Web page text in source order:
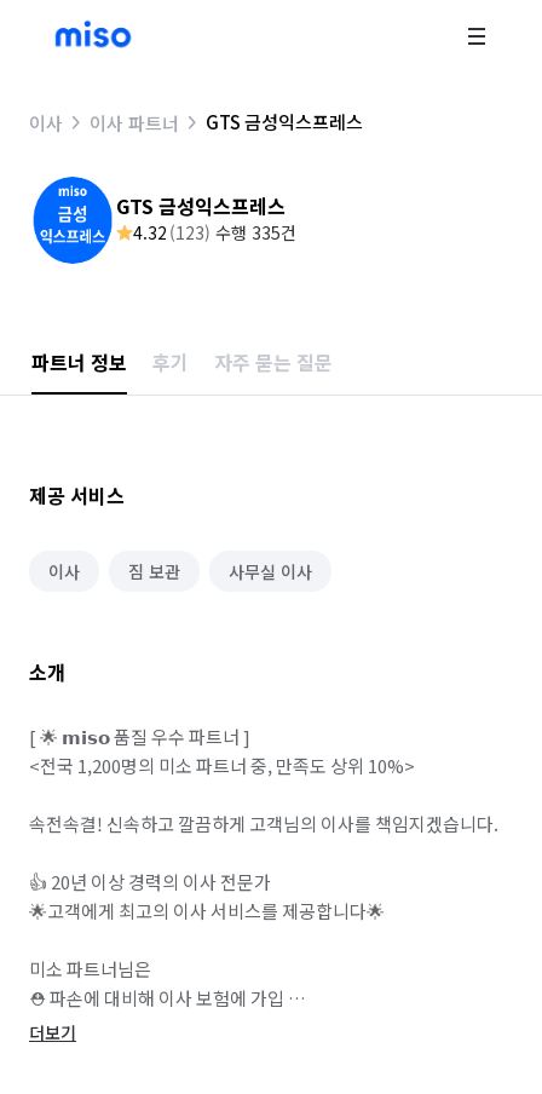
이사 이사 파트너 GTS 금성익스프레스
GTS 금성익스프레스
4.32 (123) 수행 335건
파트너 정보 후기 자주 묻는 질문
제공 서비스
이사 짐 보관 사무실 이사
소개
[ 🌟 𝗺𝗶𝘀𝗼 품질 우수 파트너 ]
<전국 1,200명의 미소 파트너 중, 만족도 상위 10%>
속전속결! 신속하고 깔끔하게 고객님의 이사를 책임지겠습니다.
👍 20년 이상 경력의 이사 전문가
🌟고객에게 최고의 이사 서비스를 제공합니다🌟
미소 파트너님은
⛑️ 파손에 대비해 이사 보험에 가입
👌 사업자등록증 보유
더보기